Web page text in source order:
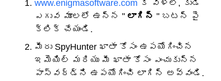
www.enigmasoftware.com కి వెళ్లి, కుడి
ఎగువ మూలలో ఉన్న " లాగిన్ " బటన్ పై
క్లిక్ చేయండి.
మీరు SpyHunter ఖాతా కోసం ఉపయోగించిన
ఇమెయిల్ మరియు మీ ఖాతా కోసం ఎంచుకున్న
పాస్‌వర్డ్‌ని ఉపయోగించి లాగిన్ అవ్వండి.